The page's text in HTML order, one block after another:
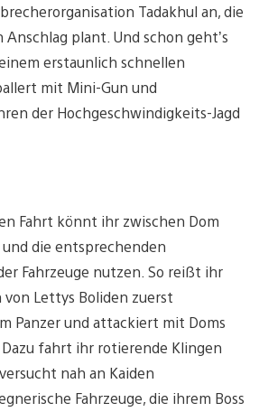
Tadakhul an, die
plant. Und schon geht’s
erstaunlich schnellen
mit Mini-Gun und
der Hochgeschwindigkeits-Jagd
Fahrt könnt ihr zwischen Dom
die entsprechenden
Fahrzeuge nutzen. So reißt ihr
Lettys Boliden zuerst
Panzer und attackiert mit Doms
fahrt ihr rotierende Klingen
nah an Kaiden
Fahrzeuge, die ihrem Boss